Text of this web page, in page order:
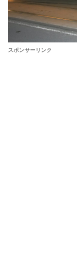
スポンサーリンク